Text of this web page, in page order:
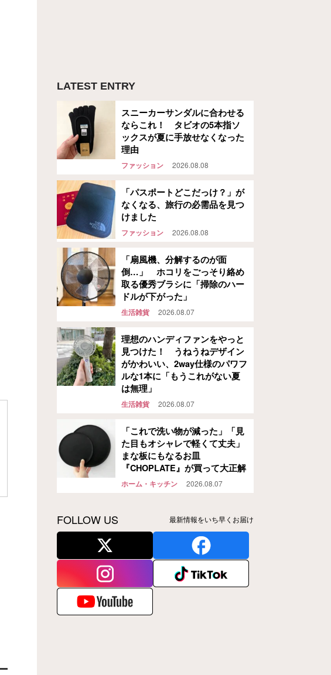
LATEST ENTRY
スニーカーサンダルに合わせる
ならこれ！ タビオの5本指ソ
ックスが夏に手放せなくなった
理由
ファッション 2026.08.08
「パスポートどこだっけ？」が
なくなる、旅行の必需品を見つ
けました
ファッション 2026.08.08
「扇風機、分解するのが面
倒…」 ホコリをごっそり絡め
取る優秀ブラシに「掃除のハー
ドルが下がった」
生活雑貨 2026.08.07
理想のハンディファンをやっと
見つけた！ うねうねデザイン
がかわいい、2way仕様のパワフ
ルな1本に「もうこれがない夏
は無理」
生活雑貨 2026.08.07
「これで洗い物が減った」「見
た目もオシャレで軽くて丈夫」
まな板にもなるお皿
『CHOPLATE』が買って大正解
ホーム・キッチン 2026.08.07
FOLLOW US 最新情報をいち早くお届け